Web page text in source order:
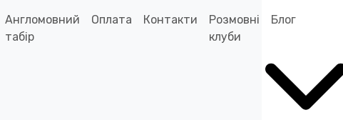
Англомовний
табір
Оплата Контакти
Розмовні
клуби
Блог